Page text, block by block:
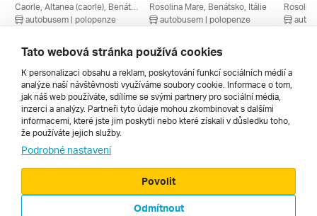
autobusem | polopenze
21 660 Kč
Rosolina Mare, Benátsko, Itálie
autobusem | polopenze
10 360 Kč
Všechny
Cestopisy
Tato webová stránka používá cookies
K personalizaci obsahu a reklam, poskytování funkcí sociálních médií a
analýze naší návštěvnosti využíváme soubory cookie. Informace o tom,
jak náš web používáte, sdílíme se svými partnery pro sociální média,
inzerci a analýzy. Partneři tyto údaje mohou zkombinovat s dalšími
informacemi, které jste jim poskytli nebo které získali v důsledku toho,
že používáte jejich služby.
Podrobné nastavení
Odmítnout
Povolit